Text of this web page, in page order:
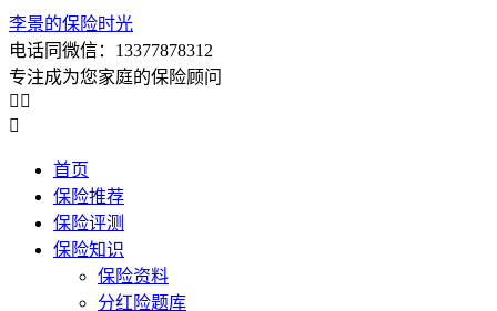
李景的保险时光
电话同微信：13377878312
专注成为您家庭的保险顾问
 

首页
保险推荐
保险评测
保险知识
保险资料
分红险题库